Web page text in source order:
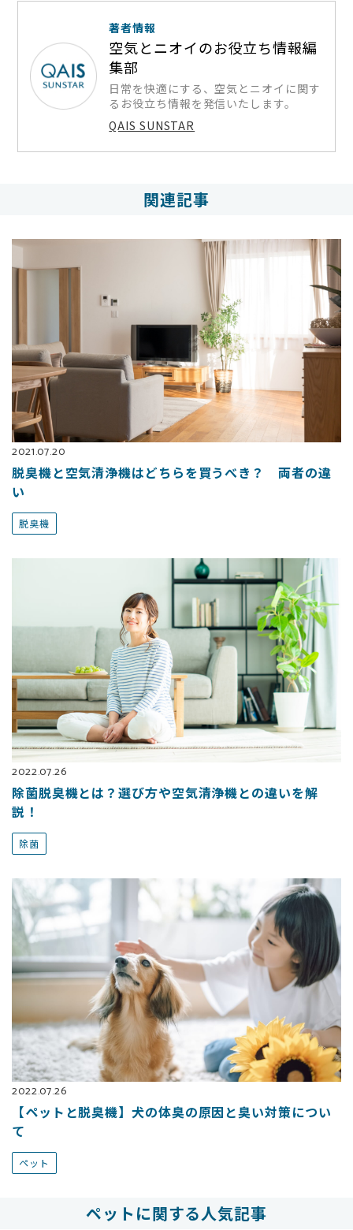
著者情報
空気とニオイのお役立ち情報編
集部
日常を快適にする、空気とニオイに関す
るお役立ち情報を発信いたします。
QAIS SUNSTAR
関連記事
2021.07.20
脱臭機と空気清浄機はどちらを買うべき？ 両者の違
い
脱臭機
2022.07.26
除菌脱臭機とは？選び方や空気清浄機との違いを解
説！
除菌
2022.07.26
【ペットと脱臭機】犬の体臭の原因と臭い対策につい
て
ペット
ペットに関する人気記事